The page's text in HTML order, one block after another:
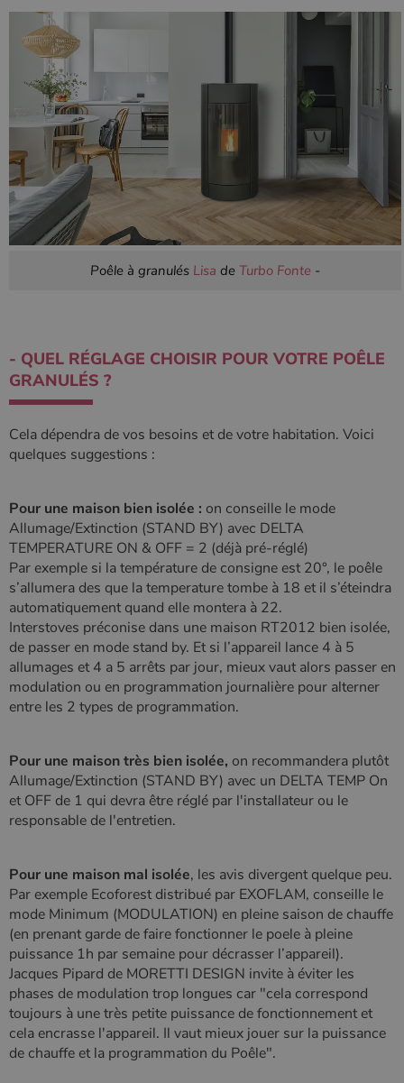
Poêle à granulés Lisa de Turbo Fonte -
- QUEL RÉGLAGE CHOISIR POUR VOTRE POÊLE
GRANULÉS ?
Cela dépendra de vos besoins et de votre habitation. Voici
quelques suggestions :
Pour une maison bien isolée : on conseille le mode
Allumage/Extinction (STAND BY) avec DELTA
TEMPERATURE ON & OFF = 2 (déjà pré-réglé)
Par exemple si la température de consigne est 20°, le poêle
s’allumera des que la temperature tombe à 18 et il s’éteindra
automatiquement quand elle montera à 22.
Interstoves préconise dans une maison RT2012 bien isolée,
de passer en mode stand by. Et si l’appareil lance 4 à 5
allumages et 4 a 5 arrêts par jour, mieux vaut alors passer en
modulation ou en programmation journalière pour alterner
entre les 2 types de programmation.
Pour une maison très bien isolée, on recommandera plutôt
Allumage/Extinction (STAND BY) avec un DELTA TEMP On
et OFF de 1 qui devra être réglé par l'installateur ou le
responsable de l'entretien.
Pour une maison mal isolée, les avis divergent quelque peu.
Par exemple Ecoforest distribué par EXOFLAM, conseille le
mode Minimum (MODULATION) en pleine saison de chauffe
(en prenant garde de faire fonctionner le poele à pleine
puissance 1h par semaine pour décrasser l’appareil).
Jacques Pipard de MORETTI DESIGN invite à éviter les
phases de modulation trop longues car "cela correspond
toujours à une très petite puissance de fonctionnement et
cela encrasse l'appareil. Il vaut mieux jouer sur la puissance
de chauffe et la programmation du Poêle".